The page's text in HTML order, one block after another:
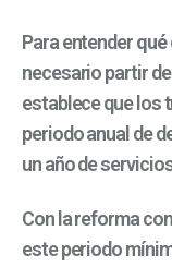
Para entenderqué
necesario partir
establece que los
periodo anual de
un año de
Con la reforma
este periodo